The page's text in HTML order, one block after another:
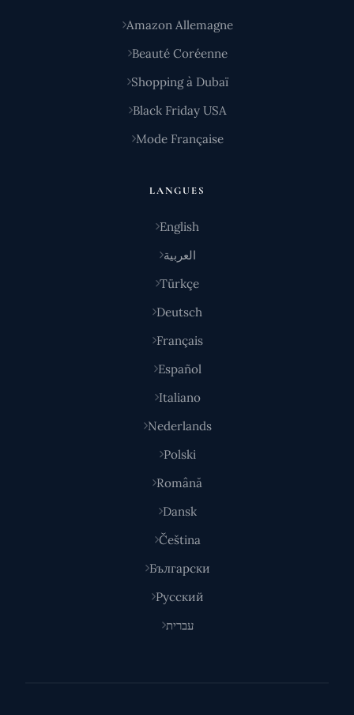
Amazon Allemagne
Beauté Coréenne
Shopping à Dubaï
Black Friday USA
Mode Française
LANGUES
English
العربية
Türkçe
Deutsch
Français
Español
Italiano
Nederlands
Polski
Română
Dansk
Čeština
Български
Русский
עברית